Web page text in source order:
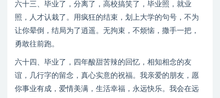
六十三、毕业了，分离了，高校搞笑了，毕业照，就业
照，人才认栽了。用疯狂的结束，划上大学的句号，不为
让你晕倒，结局为了逍遥。无拘束，不烦恼，撒手一把，
勇敢往前跑。
六十四、毕业了，四年酸甜苦辣的回忆，相知相念的友
谊，几行字的留念，真心实意的祝福。我亲爱的朋友，愿
你事业有成，爱情美满，生活幸福，永远快乐。我会在远